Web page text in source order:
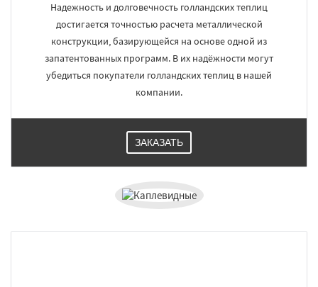
Надежность и долговечность голландских теплиц
достигается точностью расчета металлической
конструкции, базирующейся на основе одной из
запатентованных программ. В их надёжности могут
убедиться покупатели голландских теплиц в нашей
компании.
ЗАКАЗАТЬ